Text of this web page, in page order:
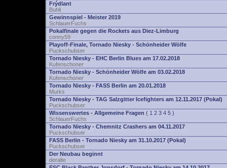
Frýdlant
Buhli
Gewinnspiel - Meister 2019
SchlauerFuchs
Pokalfinale gegen die Rockets aus Diez-Limburg
conny59
Playoff-Finale, Tornado Niesky - Schönheider Wölfe
Puckschubser
Tornado Niesky - EHC Berlin Blues am 17.02.2018
Kufenschoner
Tornado Niesky - Schönheider Wölfe am 03.02.2018
Kufenschoner
Tornado Niesky - FASS Berlin am 20.01.2018
Murks
Tornado Niesky - TAG Salzgitter Icefighters am 12.11.2017 (Pokal)
Puckschubser
Wissenswertes - Allgemeine Fragen ( 1 2 3 4 5 )
SchlauerFuchs
Tornado Niesky - Chemnitz Crashers am 04.11.2017
Puckschubser
FASS Berlin - Tornado Niesky am 31.10.2017 (Pokal)
Puckschubser
Der Neubau beginnt
deralte